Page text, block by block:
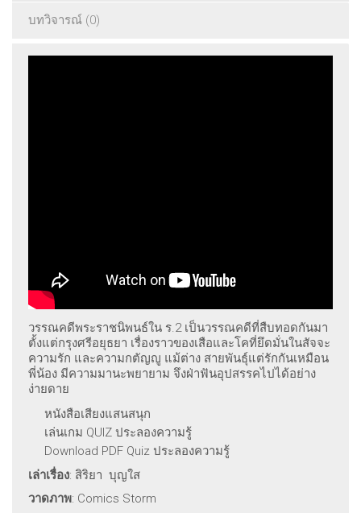
บทวิจารณ์ (0)
วรรณคดีพระราชนิพนธ์ใน ร.2 เป็นวรรณคดีที่สืบทอดกันมา
ตั้งแต่กรุงศรีอยุธยา เรื่องราวของเสือและโคที่ยึดมั่นในสัจจะ
ความรัก และความกตัญญู แม้ต่าง สายพันธุ์แต่รักกันเหมือน
พี่น้อง มีความมานะพยายาม จึงฝ่าฟันอุปสรรคไปได้อย่าง
ง่ายดาย
หนังสือเสียงแสนสนุก
เล่นเกม QUIZ ประลองความรู้
Download PDF Quiz ประลองความรู้
เล่าเรื่อง: สิริยา บุญใส
วาดภาพ: Comics Storm